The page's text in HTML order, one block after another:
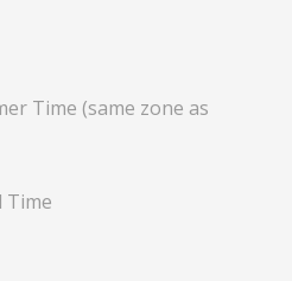
Time (same zone as
Time